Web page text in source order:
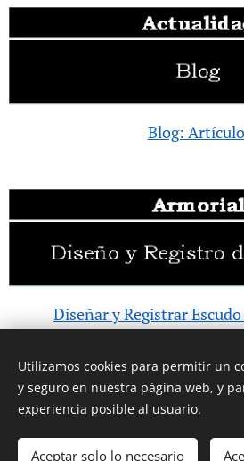
Blog:
Diseñar y Registrar
© 2017 Ignacio Koblischek. Todos los
Utilizamos cookies para permitir un
y seguro en nuestra página web, y
experiencia posible al usuario.
Aceptar solo lo necesario